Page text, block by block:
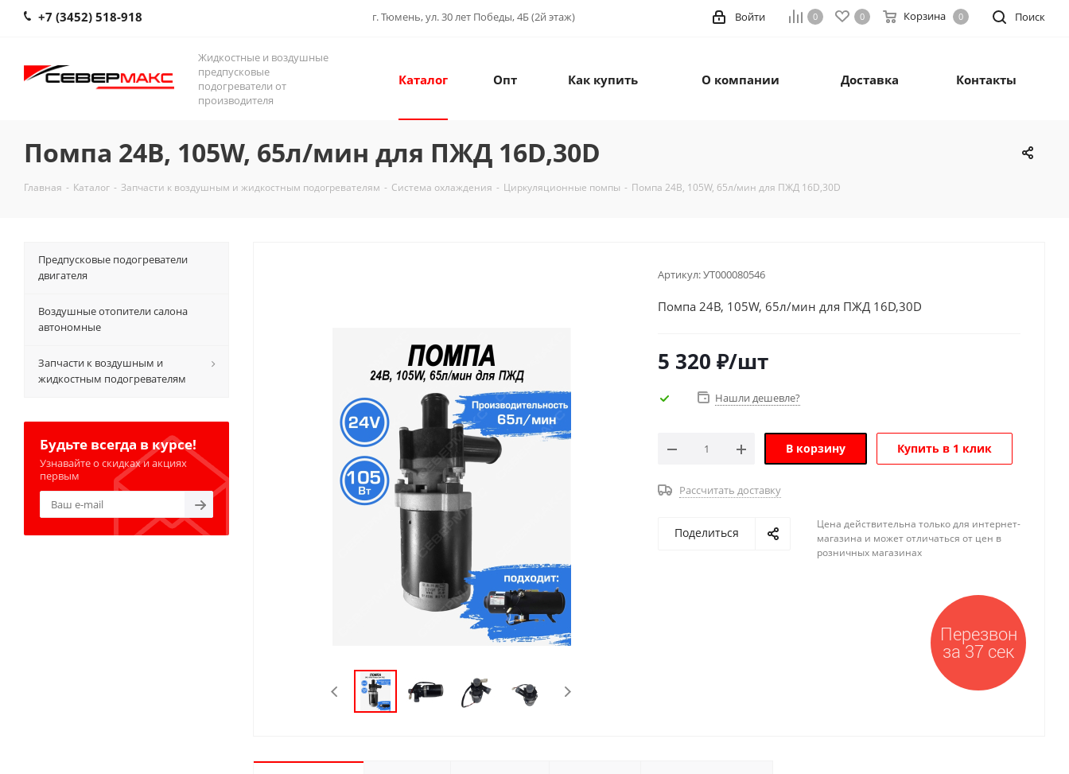
+7 (3452) 518-918 г. Тюмень, ул. 30 лет Победы, 4Б (2й этаж) Поиск
0 0 Корзина 0
Войти
Жидкостные и воздушные
предпусковые
подогреватели от
производителя
Каталог Опт Как купить О компании Доставка Контакты
Помпа 24В, 105W, 65л/мин для ПЖД 16D,30D
Главная - Каталог - Запчасти к воздушным и жидкостным подогревателям - Система охлаждения - Циркуляционные помпы - Помпа 24В, 105W, 65л/мин для ПЖД 16D,30D
Артикул:УТ000080546
Помпа 24В, 105W, 65л/мин для ПЖД 16D,30D
5 320 ₽/шт
Нашли дешевле?
В корзину Купить в 1 клик
Рассчитать доставку
Поделиться
Цена действительна только для интернет-
магазина и может отличаться от цен в
розничных магазинах
Предпусковые подогреватели
двигателя
Воздушные отопители салона
автономные
Запчасти к воздушным и
жидкостным подогревателям
Будьте всегда в курсе!
Узнавайте о скидках и акциях
первым
Перезвон
за 37 сек